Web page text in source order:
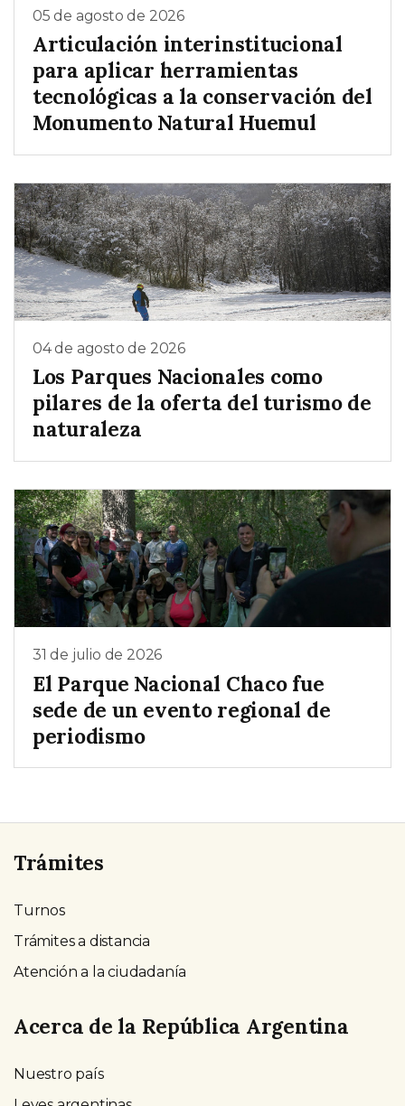
05 de agosto de 2026
Articulación interinstitucional
para aplicar herramientas
tecnológicas a la conservación del
Monumento Natural Huemul
04 de agosto de 2026
Los Parques Nacionales como
pilares de la oferta del turismo de
naturaleza
31 de julio de 2026
El Parque Nacional Chaco fue
sede de un evento regional de
periodismo
Trámites
Turnos
Trámites a distancia
Atención a la ciudadanía
Acerca de la República Argentina
Nuestro país